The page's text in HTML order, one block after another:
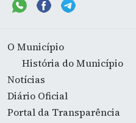
O Município
História do Município
Notícias
Diário Oficial
Portal da Transparência